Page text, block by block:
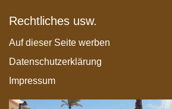
Rechtliches usw.
Auf dieser Seite werben
Datenschutzerklärung
Impressum